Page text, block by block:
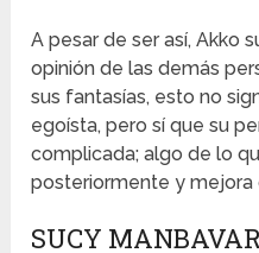
A pesar de ser así, Akko
opinión de las demás
sus fantasías, esto no
egoísta, pero sí que su
complicada; algo de lo
posteriormente y
SUCY